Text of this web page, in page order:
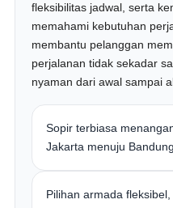
fleksibilitas jadwal, serta
memahami kebutuhan
membantu pelanggan
perjalanan tidak sekadar
nyaman dari awal sampai
Sopir terbiasa
Jakarta menuju
Pilihan armada